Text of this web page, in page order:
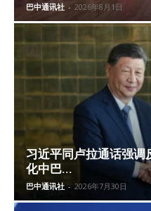
巴中通讯社 - 2026年8月1日
习近平同卢拉通话强调
化中巴...
巴中通讯社 - 2026年7月30日